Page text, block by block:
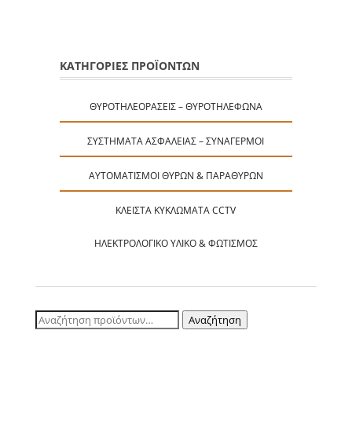
ΚΑΤΗΓΟΡΙΕΣ ΠΡΟΪΟΝΤΩΝ
ΘΥΡΟΤΗΛΕΟΡΆΣΕΙΣ – ΘΥΡΟΤΗΛΈΦΩΝΑ
ΣΥΣΤΉΜΑΤΑ ΑΣΦΑΛΕΊΑΣ – ΣΥΝΑΓΕΡΜΟΊ
ΑΥΤΟΜΑΤΙΣΜΟΊ ΘΥΡΏΝ & ΠΑΡΑΘΎΡΩΝ
ΚΛΕΙΣΤΆ ΚΥΚΛΏΜΑΤΑ CCTV
ΗΛΕΚΤΡΟΛΟΓΙΚΌ ΥΛΙΚΌ & ΦΩΤΙΣΜΌΣ
Αναζήτηση
Αναζήτηση